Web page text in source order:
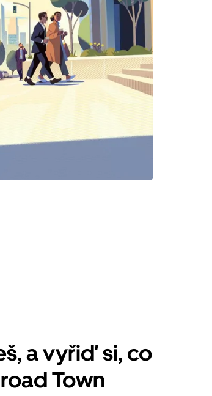
a vyřiď si, co
Town